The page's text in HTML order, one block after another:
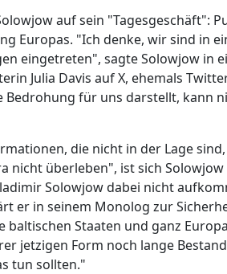
auf sein "Tagesgeschäft":
Europas. "Ich denke, wir sind in
eingetreten", sagte Solowjow in
Julia Davis auf X, ehemals
Bedrohung für uns darstellt, kann
die nicht in der Lage
nicht überleben", ist sich Solowjow
Solowjow dabei nicht
er in seinem Monolog zur
baltischen Staaten und ganz
jetzigen Form noch lange
tun sollten."